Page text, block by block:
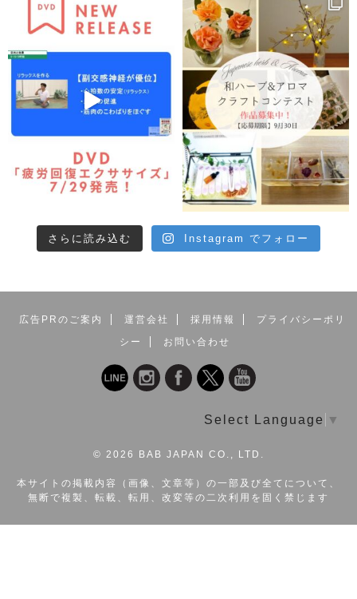
講師●福場美知留
アロマ・リンパセラピスト協会会長。臨床検査技師とし
て病院に9年間勤務した後、自宅でホームサロンを開業
し化粧品メーカーを設立。300人あまりのエステティシ
ャン養成と開業支援を行う。2008年アロマ・リンパセ
ラピスト養成スクールを開校。男女共同参加企画、看護
師勉強会、スポーツジム、企業などで「美容・健康アナ
リスト」として講演も行う。
セラピストのためのWEB動画サイト「セラピー・ネッ
DVD化されることになりました。手元に置いておきた
い、テレビの画面で技術をじっくり見たい、ネット環境
がなくても気軽に学びたいなど、さまざまな要望に応え
自宅にいながら、まるでスクールに通っているかのよう
ン繁栄、ホームケアにぜひご活用ください!
さらに読み込む Instagram でフォロー
広告PRのご案内 運営会社 採用情報
プライバシーポリ
シー
お問い合わせ
Select Language ▼
© 2026 BAB JAPAN CO., LTD.
本サイトの掲載内容（画像、文章等）の一部及び全てについて、
無断で複製、転載、転用、改変等の二次利用を固く禁じます